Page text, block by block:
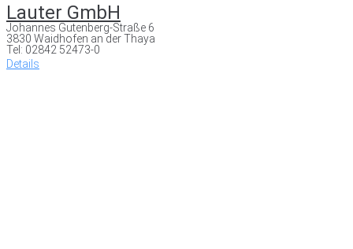
Lauter GmbH
Johannes Gutenberg-Straße 6
3830 Waidhofen an der Thaya
Tel: 02842 52473-0
Details